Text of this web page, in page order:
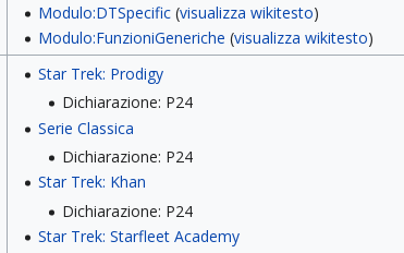
Modulo:DTSpecific(visualizza wikitesto)
Modulo:FunzioniGeneriche (visualizza wikitesto)
Star Trek: Prodigy
Dichiarazione: P24
Serie Classica
Dichiarazione: P24
Star Trek: Khan
Dichiarazione: P24
Star Trek: Starfleet Academy